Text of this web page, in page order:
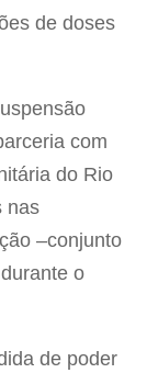
de doses
com
do Rio
nas
–conjunto
o
de poder